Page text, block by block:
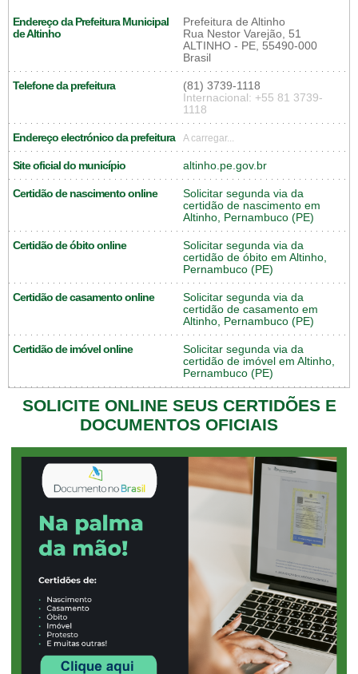
Endereço da Prefeitura Municipal
de Altinho
Prefeitura de Altinho
Rua Nestor Varejão, 51
ALTINHO - PE, 55490-000
Brasil
Telefone da prefeitura
(81) 3739-1118
Internacional: +55 81 3739-
1118
Endereço electrónico da prefeitura A carregar...
Site oficial do município altinho.pe.gov.br
Certidão de nascimento online
Solicitar segunda via da
certidão de nascimento em
Altinho, Pernambuco (PE)
Certidão de óbito online
Solicitar segunda via da
certidão de óbito em Altinho,
Pernambuco (PE)
Certidão de casamento online
Solicitar segunda via da
certidão de casamento em
Altinho, Pernambuco (PE)
Certidão de imóvel online
Solicitar segunda via da
certidão de imóvel em Altinho,
Pernambuco (PE)
SOLICITE ONLINE SEUS CERTIDÕES E
DOCUMENTOS OFICIAIS